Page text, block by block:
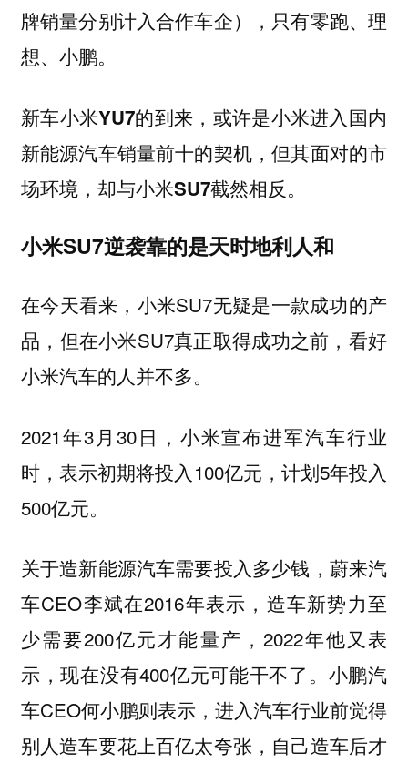
牌销量分别计入合作车企），只有零跑、理
想、小鹏。
新车小米YU7的到来，或许是小米进入国内
新能源汽车销量前十的契机，但其面对的市
场环境，却与小米SU7截然相反。
小米SU7逆袭靠的是天时地利人和
在今天看来，小米SU7无疑是一款成功的产
品，但在小米SU7真正取得成功之前，看好
小米汽车的人并不多。
2021年3月30日，小米宣布进军汽车行业
时，表示初期将投入100亿元，计划5年投入
500亿元。
关于造新能源汽车需要投入多少钱，蔚来汽
车CEO李斌在2016年表示，造车新势力至
少需要200亿元才能量产，2022年他又表
示，现在没有400亿元可能干不了。小鹏汽
车CEO何小鹏则表示，进入汽车行业前觉得
别人造车要花上百亿太夸张，自己造车后才